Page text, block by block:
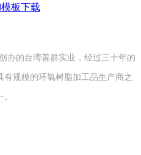
板下载
办的台湾善群实业，经过三十年的
规模的环氧树脂加工品生产商之
。